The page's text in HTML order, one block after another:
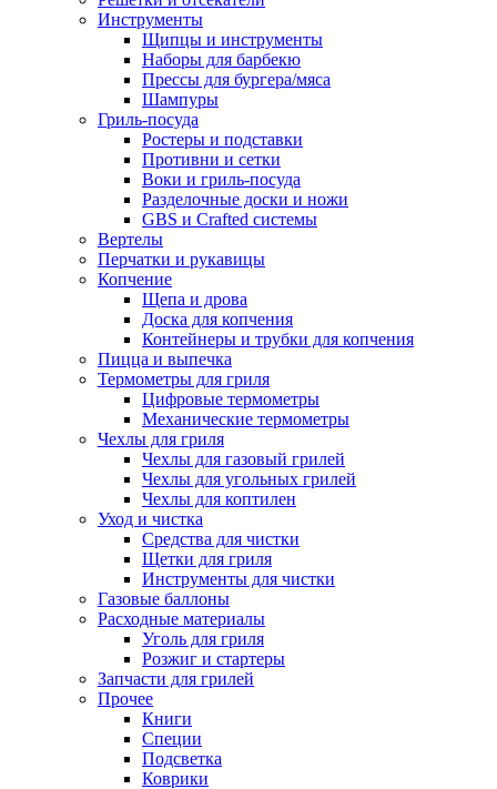
Инструменты
Щипцы и инструменты
Наборы для барбекю
Прессы для бургера/мяса
Шампуры
Гриль-посуда
Ростеры и подставки
Противни и сетки
Воки и гриль-посуда
Разделочные доски и ножи
GBS и Crafted системы
Вертелы
Перчатки и рукавицы
Копчение
Щепа и дрова
Доска для копчения
Контейнеры и трубки для копчения
Пицца и выпечка
Термометры для гриля
Цифровые термометры
Механические термометры
Чехлы для гриля
Чехлы для газовый грилей
Чехлы для угольных грилей
Чехлы для коптилен
Уход и чистка
Средства для чистки
Щетки для гриля
Инструменты для чистки
Газовые баллоны
Расходные материалы
Уголь для гриля
Розжиг и стартеры
Запчасти для грилей
Прочее
Книги
Специи
Подсветка
Коврики